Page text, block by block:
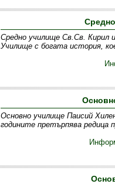
Средно училище Св.Св. Кирил
Училище с богата история,
Основно училище Паисий
годините претърпява